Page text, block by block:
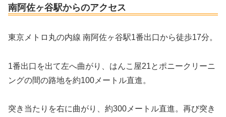
南阿佐ヶ谷駅からのアクセス
東京メトロ丸の内線 南阿佐ヶ谷駅1番出口から徒歩17分。
1番出口を出て左へ曲がり、はんこ屋21とポニークリーニ
ングの間の路地を約100メートル直進。
突き当たりを右に曲がり、約300メートル直進。再び突き